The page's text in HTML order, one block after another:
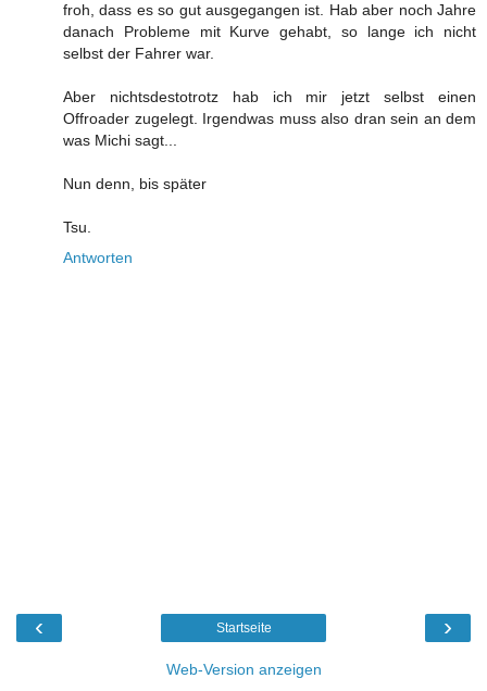
froh, dass es so gut ausgegangen ist. Hab aber noch Jahre
danach Probleme mit Kurve gehabt, so lange ich nicht
selbst der Fahrer war.
Aber nichtsdestotrotz hab ich mir jetzt selbst einen
Offroader zugelegt. Irgendwas muss also dran sein an dem
was Michi sagt...
Nun denn, bis später
Tsu.
Antworten
‹ ›
Startseite
Web-Version anzeigen